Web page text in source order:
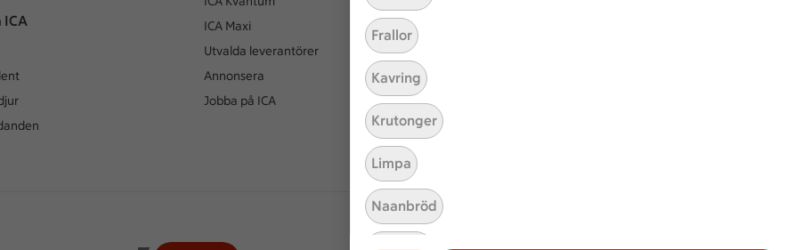
Frallor
Kavring
Krutonger
Limpa
Naanbröd
ICA
ICA Maxi
Utvalda leverantörer
Annonsera
Jobba på ICA